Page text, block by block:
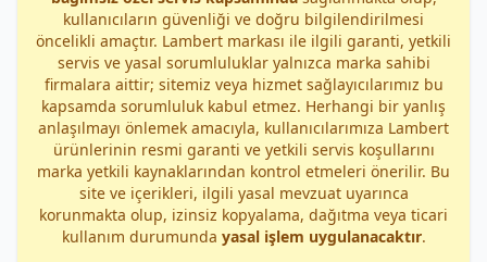
kullanıcıların güvenliği ve doğru bilgilendirilmesi
öncelikli amaçtır. Lambert markası ile ilgili garanti, yetkili
servis ve yasal sorumluluklar yalnızca marka sahibi
firmalara aittir; sitemiz veya hizmet sağlayıcılarımız bu
kapsamda sorumluluk kabul etmez. Herhangi bir yanlış
anlaşılmayı önlemek amacıyla, kullanıcılarımıza Lambert
ürünlerinin resmi garanti ve yetkili servis koşullarını
marka yetkili kaynaklarından kontrol etmeleri önerilir. Bu
site ve içerikleri, ilgili yasal mevzuat uyarınca
korunmakta olup, izinsiz kopyalama, dağıtma veya ticari
kullanım durumunda yasal işlem uygulanacaktır.